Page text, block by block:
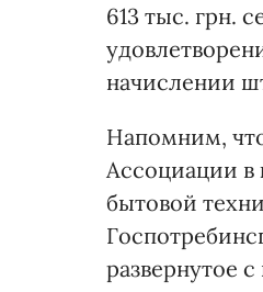
613 тыс. грн.
начислении
Напомним,
Ассоциации в
бытовой
развернутое